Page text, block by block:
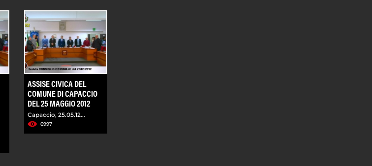
ASSISE CIVICA DEL
COMUNE DI CAPACCIO
DEL 25 MAGGIO 2012
Capaccio, 25.05.12...
6997